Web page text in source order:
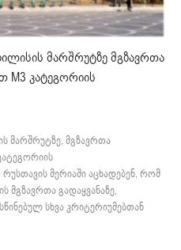
მარშრუტზე მგზავრთა
M3 კატეგორიის
მარშრუტზე, მგზავრთა
მერიაში აცხადებენ, რომ
მგზავრთა გადაყვანაზე,
სხვა კრიტერიუმებთან